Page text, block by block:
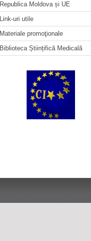
Republica Moldova și UE
Link-uri utile
Materiale promoţionale
Biblioteca Științifică Medicală